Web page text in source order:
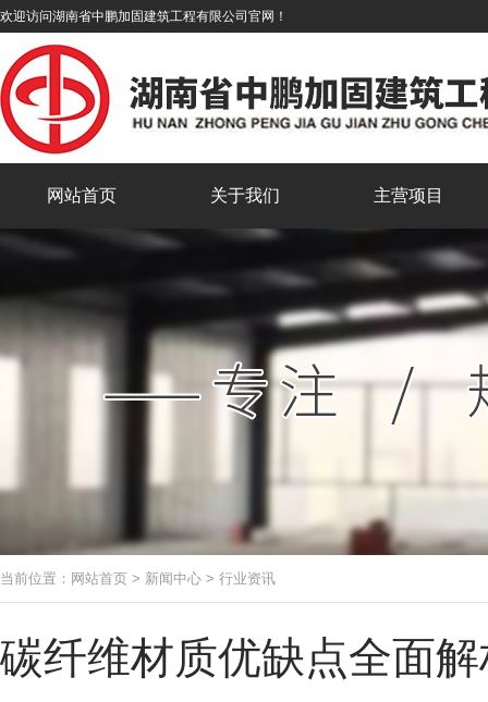
欢迎访问湖南省中鹏加固建筑工程有限公司官网！
网站首页 关于我们 主营项目
当前位置： 网站首页 > 新闻中心 > 行业资讯
碳纤维材质优缺点全面